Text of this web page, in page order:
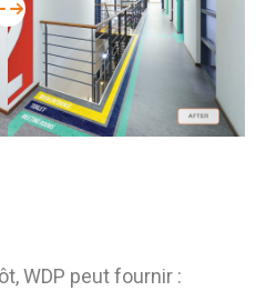
WDP peut fournir :